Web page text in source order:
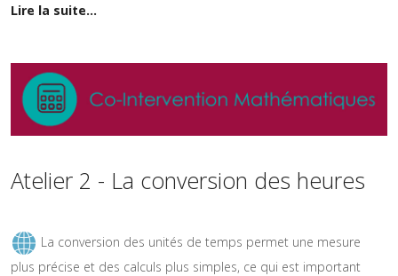
Lire la suite...
Atelier 2 - La conversion des heures
La conversion des unités de temps permet une mesure
plus précise et des calculs plus simples, ce qui est important